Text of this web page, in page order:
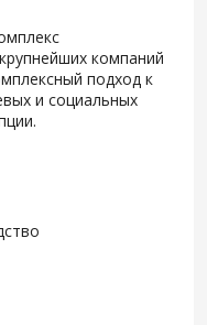
компаний
подход к
и социальных